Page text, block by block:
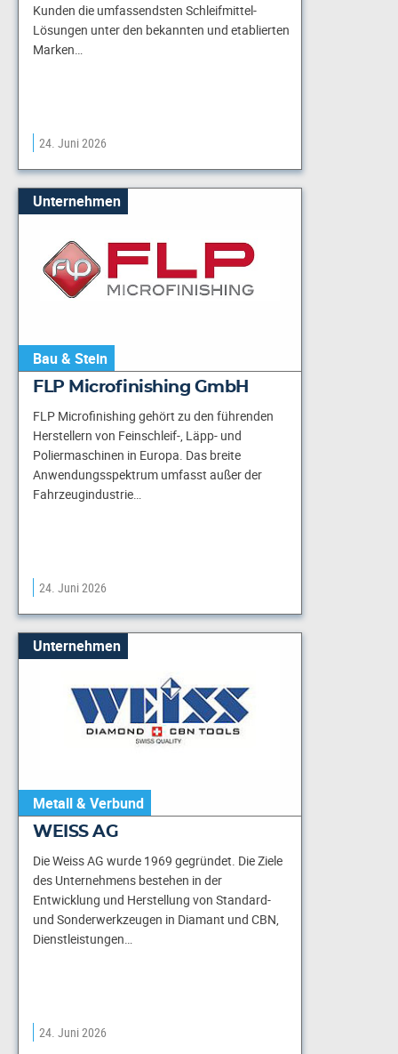
Kunden die umfassendsten Schleifmittel-
Lösungen unter den bekannten und etablierten
Marken…
24. Juni 2026
Unternehmen
Bau & Stein
FLP Microfinishing GmbH
FLP Microfinishing gehört zu den führenden
Herstellern von Feinschleif-, Läpp- und
Poliermaschinen in Europa. Das breite
Anwendungsspektrum umfasst außer der
Fahrzeugindustrie…
24. Juni 2026
Unternehmen
Metall & Verbund
WEISS AG
Die Weiss AG wurde 1969 gegründet. Die Ziele
des Unternehmens bestehen in der
Entwicklung und Herstellung von Standard-
und Sonderwerkzeugen in Diamant und CBN,
Dienstleistungen…
24. Juni 2026